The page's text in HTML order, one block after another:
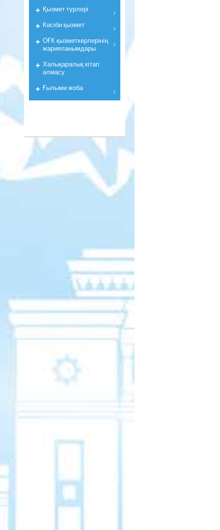
Қызмет түрлері
Кәсіби қызмет
ОҒК қызметкерлерiнiң
жарияланымдары
Халықаралық кітап
алмасу
Ғылыми жоба